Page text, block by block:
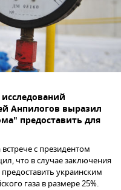
Анпилогов выразил
предоставить для
с президентом
что в случае заключения
украинским
газа в размере 25%.